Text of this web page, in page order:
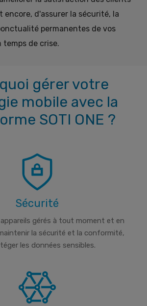
encore, d'assurer la sécurité, la
permanentes de vos
temps de crise.
gérer votre
mobile avec la
SOTI ONE ?
Sécurité
gérés à tout moment et en
la sécurité et la conformité,
les données sensibles.